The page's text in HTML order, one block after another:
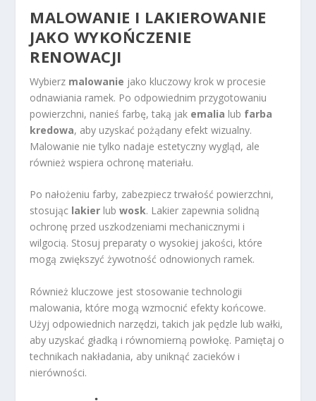
MALOWANIE I LAKIEROWANIE
JAKO WYKOŃCZENIE
RENOWACJI
Wybierz malowanie jako kluczowy krok w procesie
odnawiania ramek. Po odpowiednim przygotowaniu
powierzchni, nanieś farbę, taką jak emalia lub farba
kredowa, aby uzyskać pożądany efekt wizualny.
Malowanie nie tylko nadaje estetyczny wygląd, ale
również wspiera ochronę materiału.
Po nałożeniu farby, zabezpiecz trwałość powierzchni,
stosując lakier lubwosk. Lakier zapewnia solidną
ochronę przed uszkodzeniami mechanicznymi i
wilgocią. Stosuj preparaty o wysokiej jakości, które
mogą zwiększyć żywotność odnowionych ramek.
Również kluczowe jest stosowanie technologii
malowania, które mogą wzmocnić efekty końcowe.
Użyj odpowiednich narzędzi, takich jak pędzle lub wałki,
aby uzyskać gładką i równomierną powłokę. Pamiętaj o
technikach nakładania, aby uniknąć zacieków i
nierówności.